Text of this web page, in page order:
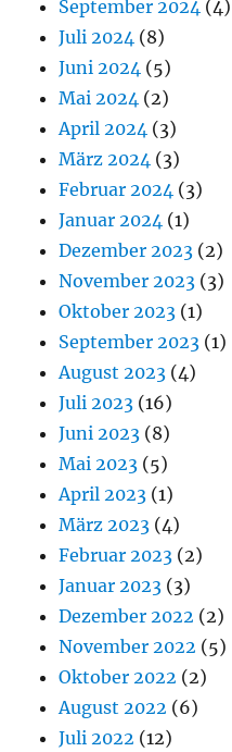
September 2024 (4)
Juli 2024 (8)
Juni 2024 (5)
Mai 2024 (2)
April 2024 (3)
März 2024 (3)
Februar 2024 (3)
Januar 2024 (1)
Dezember 2023 (2)
November 2023 (3)
Oktober 2023 (1)
September 2023 (1)
August 2023 (4)
Juli 2023 (16)
Juni 2023 (8)
Mai 2023 (5)
April 2023 (1)
März 2023 (4)
Februar 2023 (2)
Januar 2023 (3)
Dezember 2022 (2)
November 2022 (5)
Oktober 2022 (2)
August 2022 (6)
Juli 2022 (12)